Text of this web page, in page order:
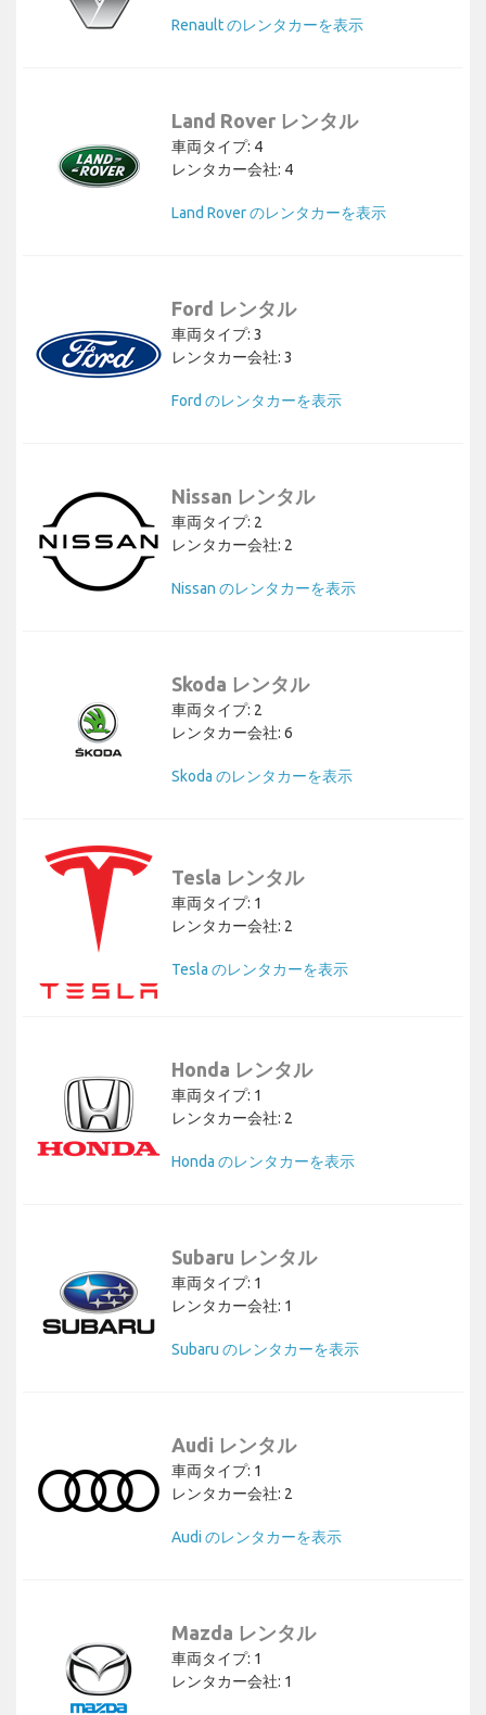
Renault のレンタカーを表示
Land Rover レンタル
車両タイプ: 4
レンタカー会社: 4
Land Rover のレンタカーを表示
Ford レンタル
車両タイプ: 3
レンタカー会社: 3
Ford のレンタカーを表示
Nissan レンタル
車両タイプ: 2
レンタカー会社: 2
Nissan のレンタカーを表示
Skoda レンタル
車両タイプ: 2
レンタカー会社: 6
Skoda のレンタカーを表示
Tesla レンタル
車両タイプ: 1
レンタカー会社: 2
Tesla のレンタカーを表示
Honda レンタル
車両タイプ: 1
レンタカー会社: 2
Honda のレンタカーを表示
Subaru レンタル
車両タイプ: 1
レンタカー会社: 1
Subaru のレンタカーを表示
Audi レンタル
車両タイプ: 1
レンタカー会社: 2
Audi のレンタカーを表示
Mazda レンタル
車両タイプ: 1
レンタカー会社: 1